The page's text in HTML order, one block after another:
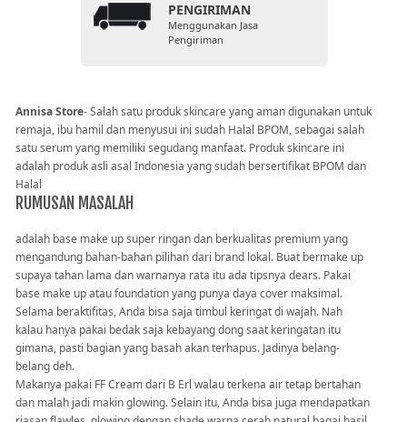
PENGIRIMAN
Menggunakan Jasa
Pengiriman
Annisa Store- Salah satu produk skincare yang aman digunakan untuk
remaja, ibu hamil dan menyusui ini sudah Halal BPOM, sebagai salah
satu serum yang memiliki segudang manfaat. Produk skincare ini
adalah produk asli asal Indonesia yang sudah bersertifikat BPOM dan
Halal
RUMUSAN MASALAH
adalah base make up super ringan dan berkualitas premium yang
mengandung bahan-bahan pilihan dari brand lokal. Buat bermake up
supaya tahan lama dan warnanya rata itu ada tipsnya dears. Pakai
base make up atau foundation yang punya daya cover maksimal.
Selama beraktifitas, Anda bisa saja timbul keringat di wajah. Nah
kalau hanya pakai bedak saja kebayang dong saat keringatan itu
gimana, pasti bagian yang basah akan terhapus. Jadinya belang-
belang deh.
Makanya pakai FF Cream dari B Erl walau terkena air tetap bertahan
dan malah jadi makin glowing. Selain itu, Anda bisa juga mendapatkan